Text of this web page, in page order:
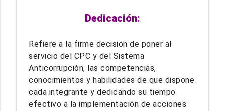
Dedicación:
Refiere a la firme decisión de poner al
servicio del CPC y del Sistema
Anticorrupción, las competencias,
conocimientos y habilidades de que dispone
cada integrante y dedicando su tiempo
efectivo a la implementación de acciones